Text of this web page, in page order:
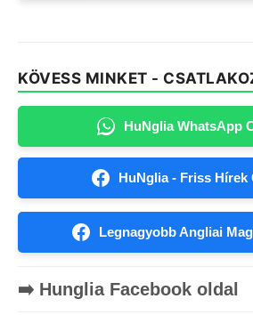
KÖVESS MINKET -
HuNglia WhatsApp
HuNglia - Friss Hírek
Legnagyobb Angliai
➡️ Hunglia Facebook oldal